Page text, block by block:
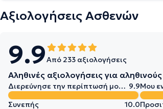
Αξιολογήσεις Ασθενών
9.9Από 233 αξιολογήσεις
Αληθινές αξιολογήσεις για
Διερεύνησε την περίπτωσή μου σε βάθος 9.9Μου
Συνεπής
10.0